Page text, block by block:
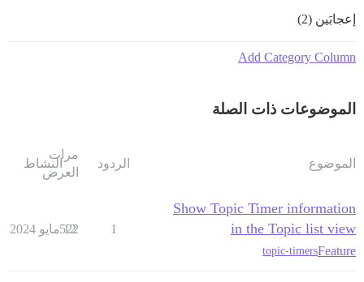
إعجابَين (2)
Add Category Column
الموضوعات ذات الصلة
الموضوع الردود
مرات
العرض
النشاط
Show Topic Timer information
in the Topic list view
Feature
topic-timers
1
522
12 مايو 2024